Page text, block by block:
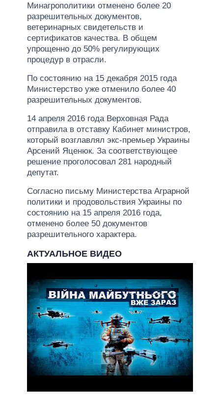
Минагрополитики отменено более 20
разрешительных документов,
ветеринарных свидетельств и
сертификатов качества. В общем
упрощенно до 50% регулирующих
процедур в отрасли.
По состоянию на 15 декабря 2015 года
Министерство уже отменило более 40
разрешительных документов.
14 апреля 2016 года Верховная Рада
отправила в отставку Кабинет министров,
который возглавлял экс-премьер Украины
Арсений Яценюк. За соответствующее
решение проголосовал 281 народный
депутат.
Согласно письму Министерства Аграрной
политики и продовольствия Украины по
состоянию на 15 апреля 2016 года,
отменено более 50 документов
разрешительного характера.
АКТУАЛЬНОЕ ВИДЕО